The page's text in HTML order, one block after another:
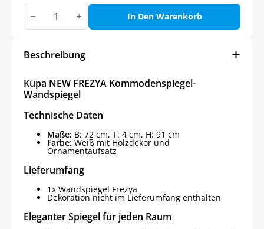
Kupa
NEW
FREZYA
Menge
In Den Warenkorb
Beschreibung
Kupa NEW FREZYA Kommodenspiegel-
Wandspiegel
Technische Daten
Maße: B: 72 cm, T: 4 cm, H: 91 cm
Farbe: Weiß mit Holzdekor und
Ornamentaufsatz
Lieferumfang
1x Wandspiegel Frezya
Dekoration nicht im Lieferumfang enthalten
Eleganter Spiegel für jeden Raum